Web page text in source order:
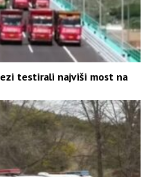
testirali najviši most na